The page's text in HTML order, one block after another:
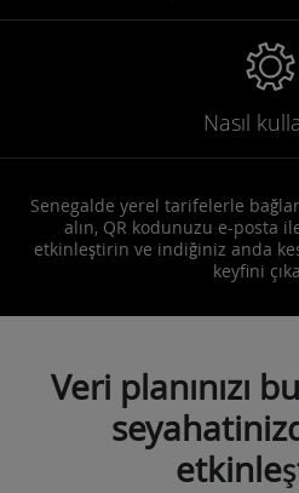
Nasıl
Senegalde yerel tarifelerle
alın, QR kodunuzu e-posta
etkinleştirin ve indiğiniz anda
keyfini
Veri planınızı